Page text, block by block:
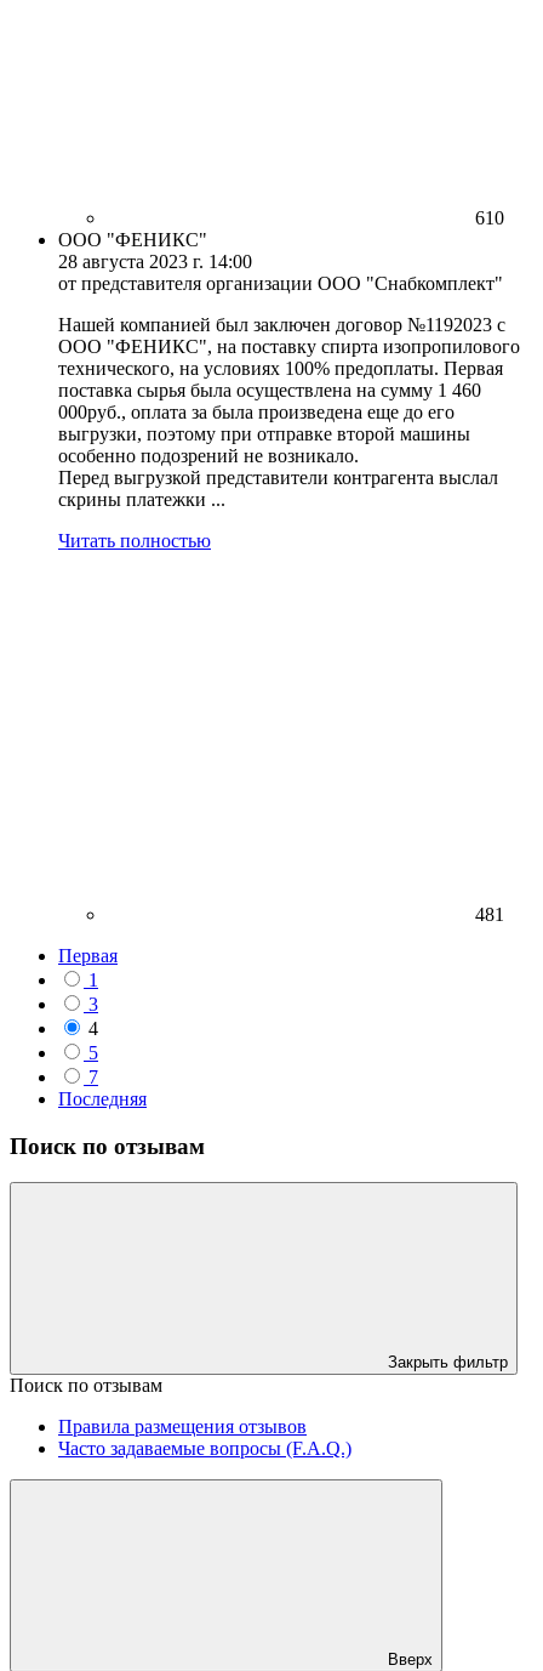
610
ООО "ФЕНИКС"
28 августа 2023 г. 14:00
от представителя организации ООО "Снабкомплект"
Нашей компанией был заключен договор №1192023 с
ООО "ФЕНИКС", на поставку спирта изопропилового
технического, на условиях 100% предоплаты. Первая
поставка сырья была осуществлена на сумму 1 460
000руб., оплата за была произведена еще до его
выгрузки, поэтому при отправке второй машины
особенно подозрений не возникало.
Перед выгрузкой представители контрагента выслал
скрины платежки ...
Читать полностью
481
Первая
1
3
4
5
7
Последняя
Поиск по отзывам
Закрыть фильтр
Поиск по отзывам
Правила размещения отзывов
Часто задаваемые вопросы (F.A.Q.)
Вверх